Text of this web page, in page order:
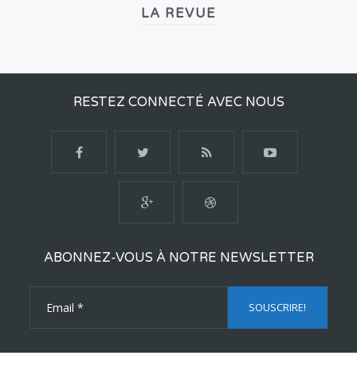
LA REVUE
RESTEZ CONNECTÉ AVEC NOUS
ABONNEZ-VOUS À NOTRE NEWSLETTER